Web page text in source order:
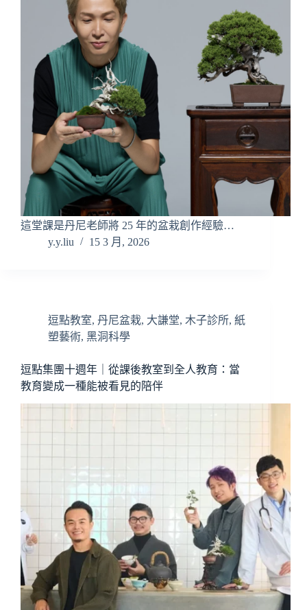
這堂課是丹尼老師將 25 年的盆栽創作經驗…
y.y.liu
15 3 月, 2026
逗點教室, 丹尼盆栽, 大謙堂, 木子診所, 紙
塑藝術, 黑洞科學
逗點集團十週年｜從課後教室到全人教育：當
教育變成一種能被看見的陪伴